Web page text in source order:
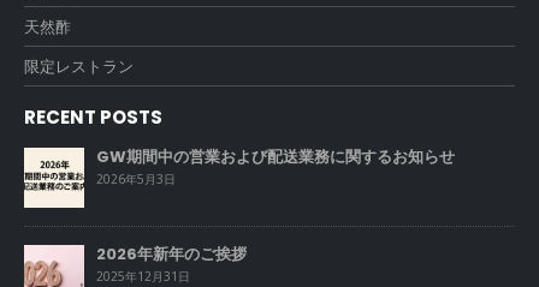
天然酢
限定レストラン
RECENT POSTS
GW期間中の営業および配送業務に関するお知らせ
2026年5月3日
2026年新年のご挨拶
2025年12月31日